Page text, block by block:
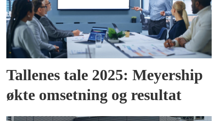
Tallenes tale 2025: Meyership
økte omsetning og resultat